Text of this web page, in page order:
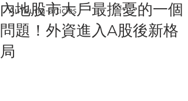
AuYeung-articles
內地股市大戶最擔憂的一個
問題！外資進入A股後新格
局